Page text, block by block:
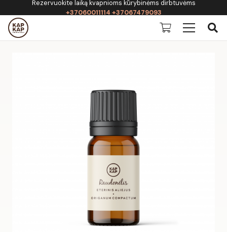
Rezervuokite laiką kvapnioms kūrybinėms dirbtuvėms
+37060011114 +37067479093